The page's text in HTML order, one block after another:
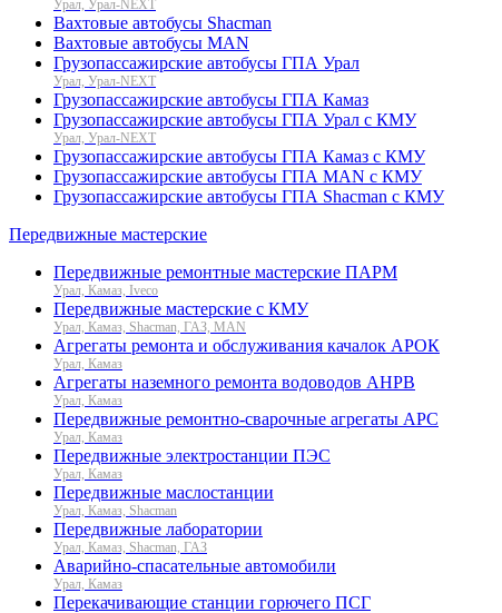
Урал, Урал-NEXT
Вахтовые автобусы Shacman
Вахтовые автобусы MAN
Грузопассажирские автобусы ГПА Урал
Урал, Урал-NEXT
Грузопассажирские автобусы ГПА Камаз
Грузопассажирские автобусы ГПА Урал с КМУ
Урал, Урал-NEXT
Грузопассажирские автобусы ГПА Камаз с КМУ
Грузопассажирские автобусы ГПА MAN с КМУ
Грузопассажирские автобусы ГПА Shacman с КМУ
Передвижные мастерские
Передвижные ремонтные мастерские ПАРМ
Урал, Камаз, Iveco
Передвижные мастерские с КМУ
Урал, Камаз, Shacman, ГАЗ, MAN
Агрегаты ремонта и обслуживания качалок АРОК
Урал, Камаз
Агрегаты наземного ремонта водоводов АНРВ
Урал, Камаз
Передвижные ремонтно-сварочные агрегаты АРС
Урал, Камаз
Передвижные электростанции ПЭС
Урал, Камаз
Передвижные маслостанции
Урал, Камаз, Shacman
Передвижные лаборатории
Урал, Камаз, Shacman, ГАЗ
Аварийно-спасательные автомобили
Урал, Камаз
Перекачивающие станции горючего ПСГ